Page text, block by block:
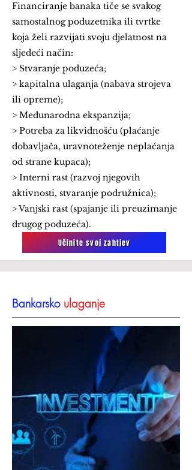
Financiranje banaka tiče se svakog
samostalnog poduzetnika ili tvrtke
koja želi razvijati svoju djelatnost na
sljedeći način:
> Stvaranje poduzeća;
> kapitalna ulaganja (nabava strojeva
ili opreme);
> Međunarodna ekspanzija;
> Potreba za likvidnošću (plaćanje
dobavljača, uravnoteženje neplaćanja
od strane kupaca);
> Interni rast (razvoj njegovih
aktivnosti, stvaranje podružnica);
> Vanjski rast (spajanje ili preuzimanje
drugog poduzeća).
Učinite svoj zahtjev
Bankarsko ulaganje